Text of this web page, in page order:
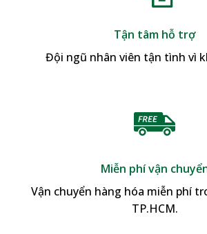
Tận tâm hỗ trợ
Đội ngũ nhân viên tận tình vì
Miễn phí vận
Vận chuyển hàng hóa miễn phí
TP.HCM.